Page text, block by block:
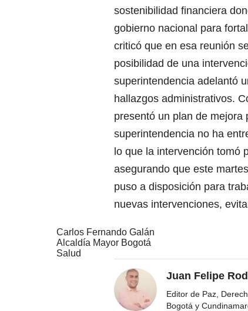
sostenibilidad financiera
gobierno nacional para
criticó que en esa reunión
posibilidad de una
superintendencia adelantó
hallazgos administrativos.
presentó un plan de
superintendencia no ha
lo que la intervención tomó
asegurando que este
puso a disposición para
nuevas intervenciones,
Carlos Fernando Galán
Alcaldía Mayor Bogotá
Salud
Juan Felipe
Editor de Paz,
Bogotá y